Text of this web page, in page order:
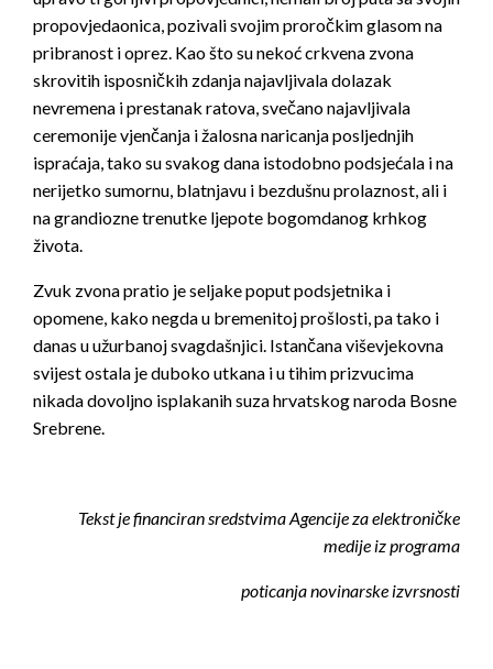
propovjedaonica, pozivali svojim proročkim glasom na
pribranost i oprez. Kao što su nekoć crkvena zvona
skrovitih isposničkih zdanja najavljivala dolazak
nevremena i prestanak ratova, svečano najavljivala
ceremonije vjenčanja i žalosna naricanja posljednjih
ispraćaja, tako su svakog dana istodobno podsjećala i na
nerijetko sumornu, blatnjavu i bezdušnu prolaznost, ali i
na grandiozne trenutke ljepote bogomdanog krhkog
života.
Zvuk zvona pratio je seljake poput podsjetnika i
opomene, kako negda u bremenitoj prošlosti, pa tako i
danas u užurbanoj svagdašnjici. Istančana viševjekovna
svijest ostala je duboko utkana i u tihim prizvucima
nikada dovoljno isplakanih suza hrvatskog naroda Bosne
Srebrene.
Tekst je financiran sredstvima Agencije za elektroničke
medije iz programa
poticanja novinarske izvrsnosti